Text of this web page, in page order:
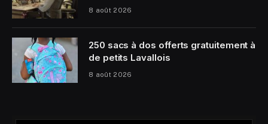
8 août 2026
250 sacs à dos offerts gratuitement à
de petits Lavallois
8 août 2026